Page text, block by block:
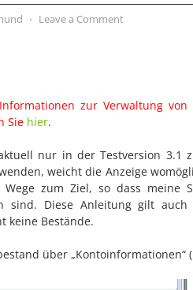
⋅ Leave a Comment
zur Verwaltung
Sie hier.
nur in der Testversion 3.1
weicht die Anzeige
zum Ziel, so dass meine
sind. Diese Anleitung gilt
keine Bestände.
über „Kontoinformationen“